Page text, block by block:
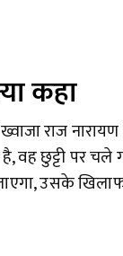
कहा
ख्वाजा राज
वह छुट्टी पर
उसके